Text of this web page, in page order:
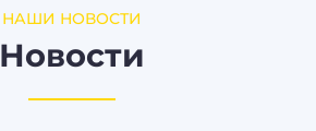
НАШИ НОВОСТИ
Новости